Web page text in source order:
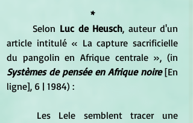
*
	Selon
Luc de Heusch, auteur d'un
article intitulé « La capture sacrificielle
Systèmes de pensée en Afrique noire [En
ligne], 6 | 1984) :